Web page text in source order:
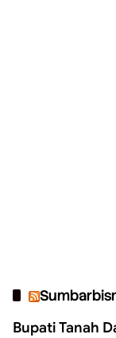
Bupati Tanah